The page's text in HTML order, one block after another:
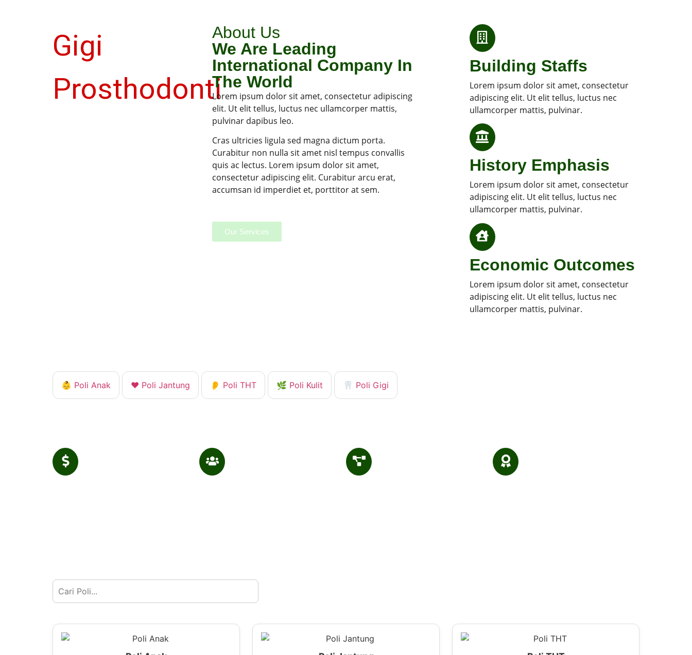
Gigi
Prosthodonti
About Us
We Are Leading
International Company In
The World
Lorem ipsum dolor sit amet, consectetur adipiscing
elit. Ut elit tellus, luctus nec ullamcorper mattis,
pulvinar dapibus leo.
Cras ultricies ligula sed magna dictum porta.
Curabitur non nulla sit amet nisl tempus convallis
quis ac lectus. Lorem ipsum dolor sit amet,
consectetur adipiscing elit. Curabitur arcu erat,
accumsan id imperdiet et, porttitor at sem.
Our Services
Building Staffs
Lorem ipsum dolor sit amet, consectetur
adipiscing elit. Ut elit tellus, luctus nec
ullamcorper mattis, pulvinar.
History Emphasis
Lorem ipsum dolor sit amet, consectetur
adipiscing elit. Ut elit tellus, luctus nec
ullamcorper mattis, pulvinar.
Economic Outcomes
Lorem ipsum dolor sit amet, consectetur
adipiscing elit. Ut elit tellus, luctus nec
ullamcorper mattis, pulvinar.
👶 Poli Anak ❤️ Poli Jantung 👂 Poli THT 🌿 Poli Kulit 🦷 Poli Gigi